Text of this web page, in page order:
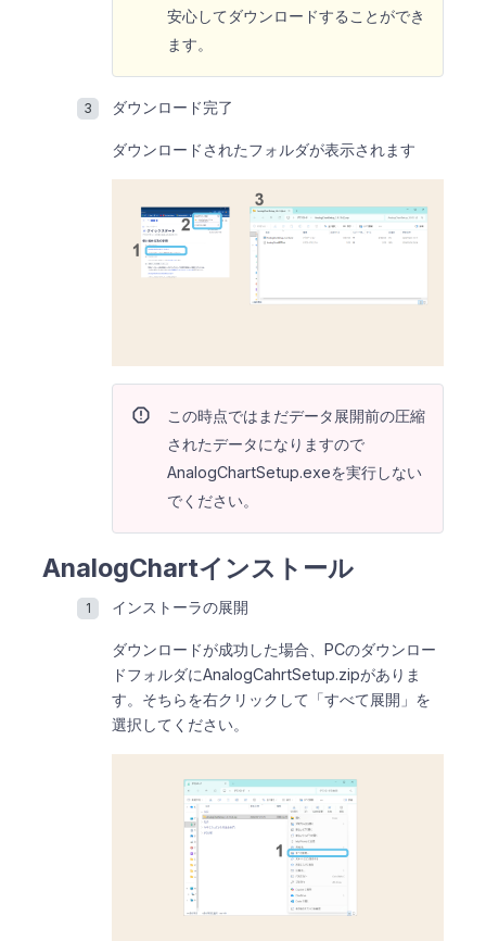
安心してダウンロードすることができ
ます。
ダウンロード完了
ダウンロードされたフォルダが表示されます
report
この時点ではまだデータ展開前の圧縮
されたデータになりますので
AnalogChartSetup.exeを実行しない
でください。
AnalogChartインストール
インストーラの展開
ダウンロードが成功した場合、PCのダウンロー
ドフォルダにAnalogCahrtSetup.zipがありま
す。そちらを右クリックして「すべて展開」を
選択してください。